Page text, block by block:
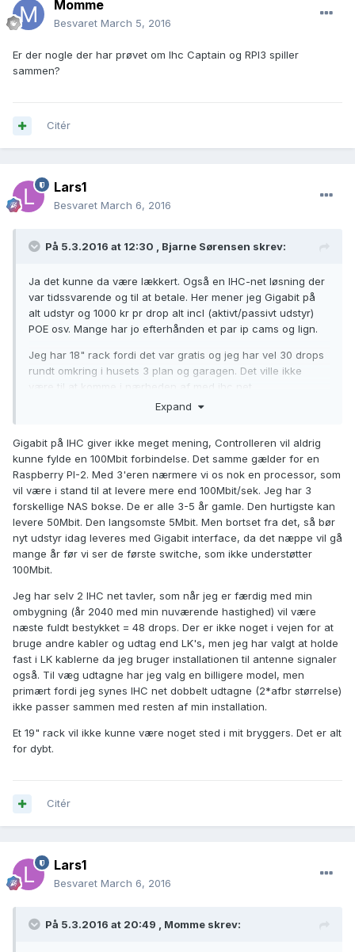
Momme
Besvaret March 5, 2016
Er der nogle der har prøvet om Ihc Captain og RPI3 spiller
sammen?
Citér
Lars1
Besvaret March 6, 2016
På 5.3.2016 at 12:30 , Bjarne Sørensen skrev:
Ja det kunne da være lækkert. Også en IHC-net løsning der
var tidssvarende og til at betale. Her mener jeg Gigabit på
alt udstyr og 1000 kr pr drop alt incl (aktivt/passivt udstyr)
POE osv. Mange har jo efterhånden et par ip cams og lign.
Jeg har 18" rack fordi det var gratis og jeg har vel 30 drops
rundt omkring i husets 3 plan og garagen. Det ville ikke
være til at komme i nærheden af med ihc net.
Expand
Gigabit på IHC giver ikke meget mening, Controlleren vil aldrig
kunne fylde en 100Mbit forbindelse. Det samme gælder for en
Raspberry PI-2. Med 3'eren nærmere vi os nok en processor, som
vil være i stand til at levere mere end 100Mbit/sek. Jeg har 3
forskellige NAS bokse. De er alle 3-5 år gamle. Den hurtigste kan
levere 50Mbit. Den langsomste 5Mbit. Men bortset fra det, så bør
nyt udstyr idag leveres med Gigabit interface, da det næppe vil gå
mange år før vi ser de første switche, som ikke understøtter
100Mbit.
Jeg har selv 2 IHC net tavler, som når jeg er færdig med min
ombygning (år 2040 med min nuværende hastighed) vil være
næste fuldt bestykket = 48 drops. Der er ikke noget i vejen for at
bruge andre kabler og udtag end LK's, men jeg har valgt at holde
fast i LK kablerne da jeg bruger installationen til antenne signaler
også. Til væg udtagne har jeg valg en billigere model, men
primært fordi jeg synes IHC net dobbelt udtagne (2*afbr størrelse)
ikke passer sammen med resten af min installation.
Et 19" rack vil ikke kunne være noget sted i mit bryggers. Det er alt
for dybt.
Citér
Lars1
Besvaret March 6, 2016
På 5.3.2016 at 20:49 , Momme skrev: